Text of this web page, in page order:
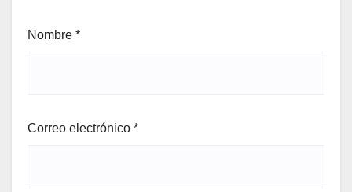
Nombre *
Correo electrónico *